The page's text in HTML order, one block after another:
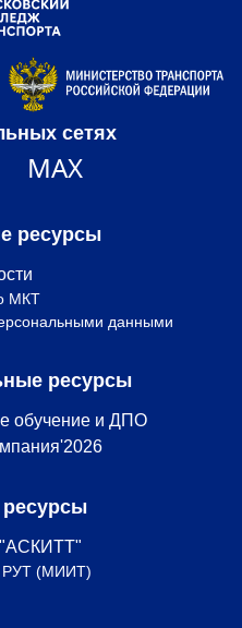
сетях
MAX
ресурсы
МКТ
данными
ресурсы
обучение и ДПО
(МИИТ)